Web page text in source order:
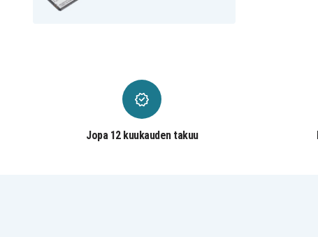
Jopa 12 kuukauden takuu